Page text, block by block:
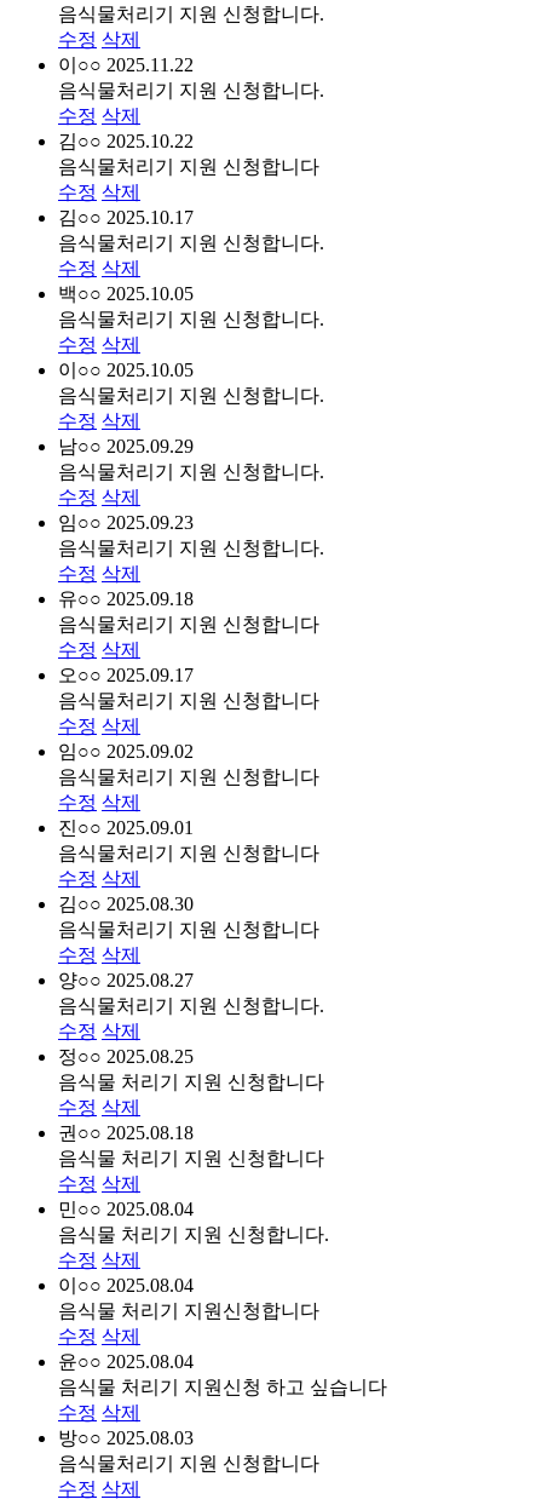
음식물처리기 지원 신청합니다.
수정 삭제
이○○ 2025.11.22
음식물처리기 지원 신청합니다.
수정 삭제
김○○ 2025.10.22
음식물처리기 지원 신청합니다
수정 삭제
김○○ 2025.10.17
음식물처리기 지원 신청합니다.
수정 삭제
백○○ 2025.10.05
음식물처리기 지원 신청합니다.
수정 삭제
이○○ 2025.10.05
음식물처리기 지원 신청합니다.
수정 삭제
남○○ 2025.09.29
음식물처리기 지원 신청합니다.
수정 삭제
임○○ 2025.09.23
음식물처리기 지원 신청합니다.
수정 삭제
유○○ 2025.09.18
음식물처리기 지원 신청합니다
수정 삭제
오○○ 2025.09.17
음식물처리기 지원 신청합니다
수정 삭제
임○○ 2025.09.02
음식물처리기 지원 신청합니다
수정 삭제
진○○ 2025.09.01
음식물처리기 지원 신청합니다
수정 삭제
김○○ 2025.08.30
음식물처리기 지원 신청합니다
수정 삭제
양○○ 2025.08.27
음식물처리기 지원 신청합니다.
수정 삭제
정○○ 2025.08.25
음식물 처리기 지원 신청합니다
수정 삭제
권○○ 2025.08.18
음식물 처리기 지원 신청합니다
수정 삭제
민○○ 2025.08.04
음식물 처리기 지원 신청합니다.
수정 삭제
이○○ 2025.08.04
음식물 처리기 지원신청합니다
수정 삭제
윤○○ 2025.08.04
음식물 처리기 지원신청 하고 싶습니다
수정 삭제
방○○ 2025.08.03
음식물처리기 지원 신청합니다
수정 삭제